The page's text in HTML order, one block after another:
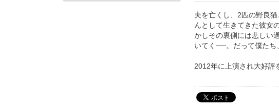
夫を亡くし、2匹の野良
んとして生きてきた彼女
かしその裏側には悲しい
いてく──。だって僕たち
2012年に上演され大好評